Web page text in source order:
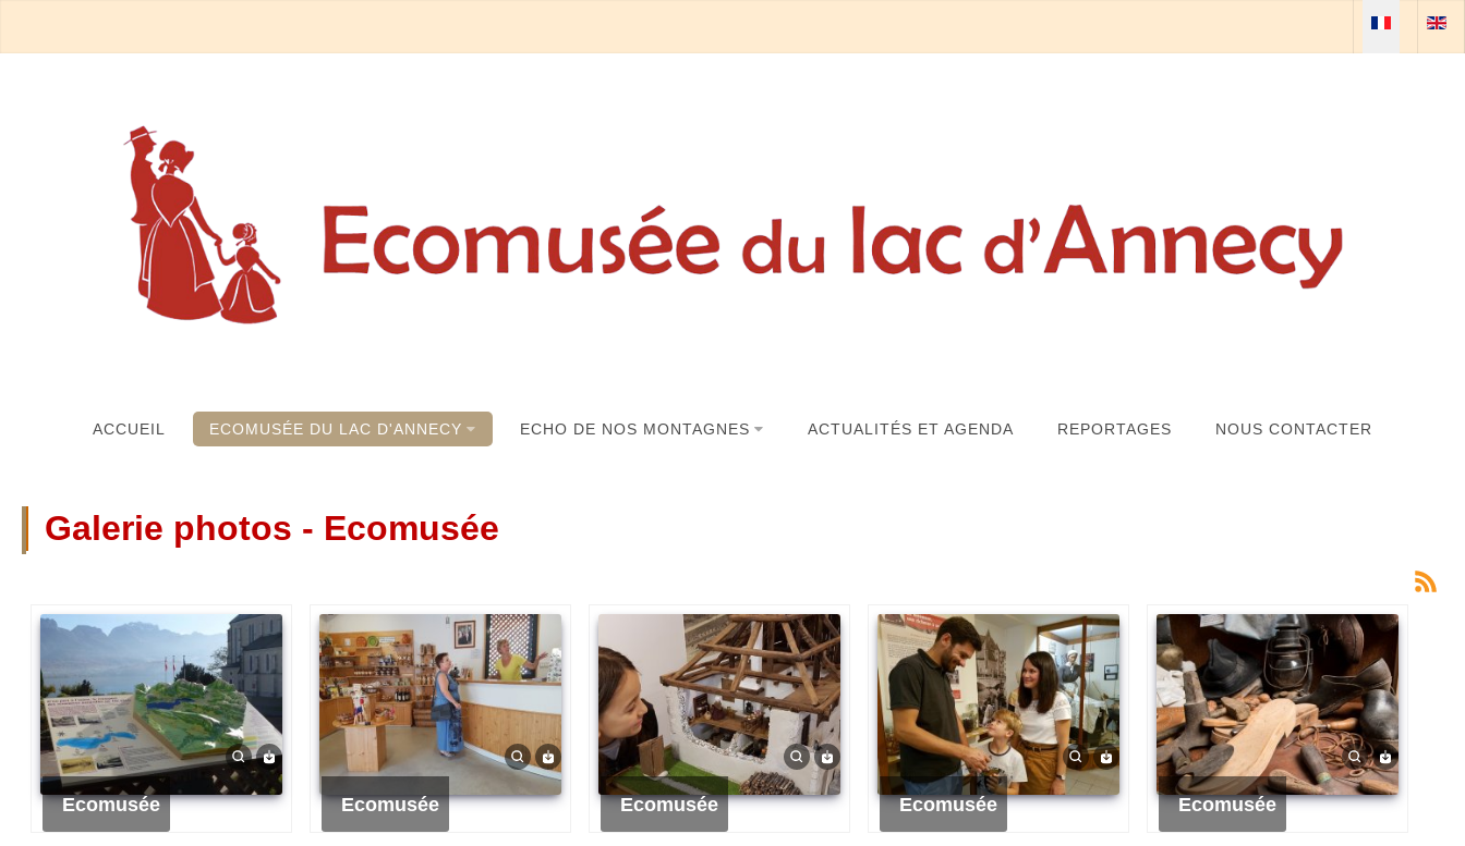
Sélectionnez
ACCUEIL ECOMUSÉE DU LAC D'ANNECY ECHO DE NOS MONTAGNES ACTUALITÉS ET AGENDA REPORTAGES NOUS CONTACTER
Galerie photos - Ecomusée
Ecomusée Ecomusée Ecomusée Ecomusée Ecomusée